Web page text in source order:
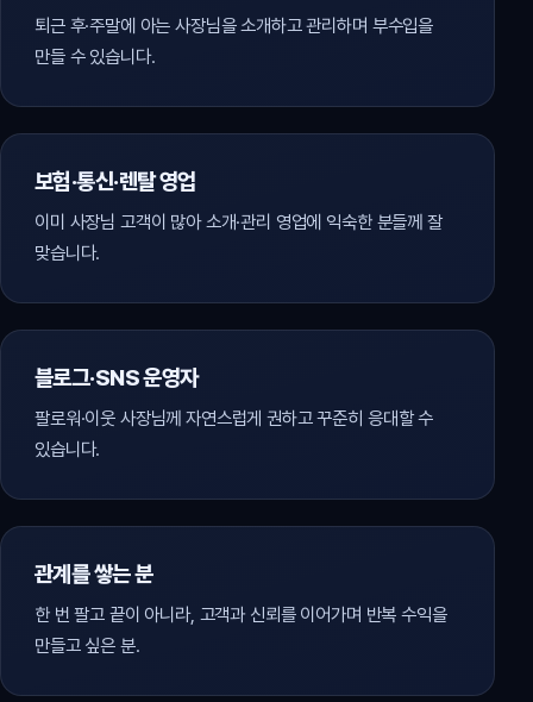
퇴근 후·주말에 아는 사장님을 소개하고 관리하며 부수입을
만들 수 있습니다.
보험·통신·렌탈 영업
이미 사장님 고객이 많아 소개·관리 영업에 익숙한 분들께 잘
맞습니다.
블로그·SNS 운영자
팔로워·이웃 사장님께 자연스럽게 권하고 꾸준히 응대할 수
있습니다.
관계를 쌓는 분
한 번 팔고 끝이 아니라, 고객과 신뢰를 이어가며 반복 수익을
만들고 싶은 분.